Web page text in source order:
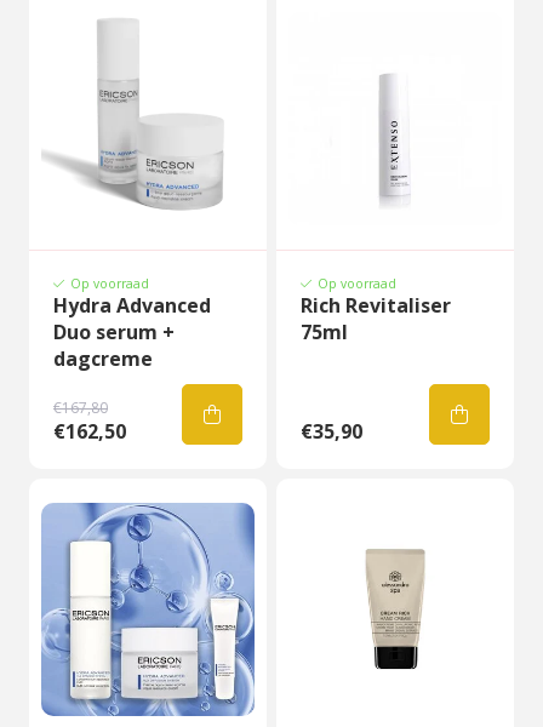
Op voorraad
Hydra Advanced
Duo serum +
dagcreme
€167,80
€162,50
Op voorraad
Rich Revitaliser
75ml
€35,90